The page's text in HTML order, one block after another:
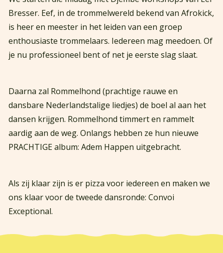
Waar ben je naar op zoek?
Bresser. Eef, in de trommelwereld bekend van Afrokick,
is heer en meester in het leiden van een groep
enthousiaste trommelaars. Iedereen mag meedoen. Of
je nu professioneel bent of net je eerste slag slaat.
Daarna zal Rommelhond (prachtige rauwe en
dansbare Nederlandstalige liedjes) de boel al aan het
dansen krijgen. Rommelhond timmert en rammelt
aardig aan de weg. Onlangs hebben ze hun nieuwe
PRACHTIGE album: Adem Happen uitgebracht.
Als zij klaar zijn is er pizza voor iedereen en maken we
ons klaar voor de tweede dansronde: Convoi
Exceptional.